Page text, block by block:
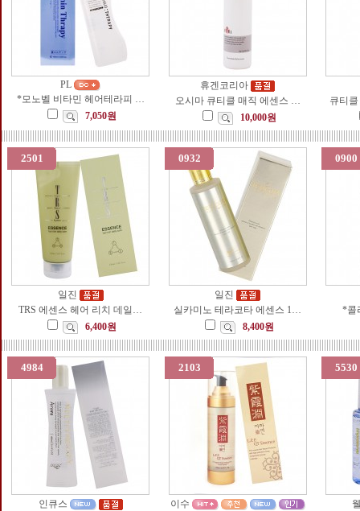
PL
*모노벨 비타민 헤어테라피 …
7,050원
휴겐코리아
오시마 큐티클 매직 에센스 …
10,000원
큐티
2501
일진
TRS 에센스 헤어 리치 데일…
6,400원
0932
일진
실카미노 테라코타 에센스 1…
8,400원
0900
*콜
4984
인큐스
2103
이수
5530